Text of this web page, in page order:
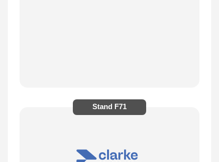
Stand F71